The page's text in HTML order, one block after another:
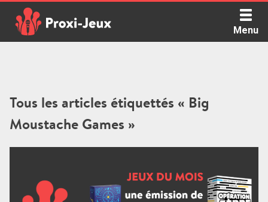
content
Menu
Tous les articles étiquettés « Big
Moustache Games »